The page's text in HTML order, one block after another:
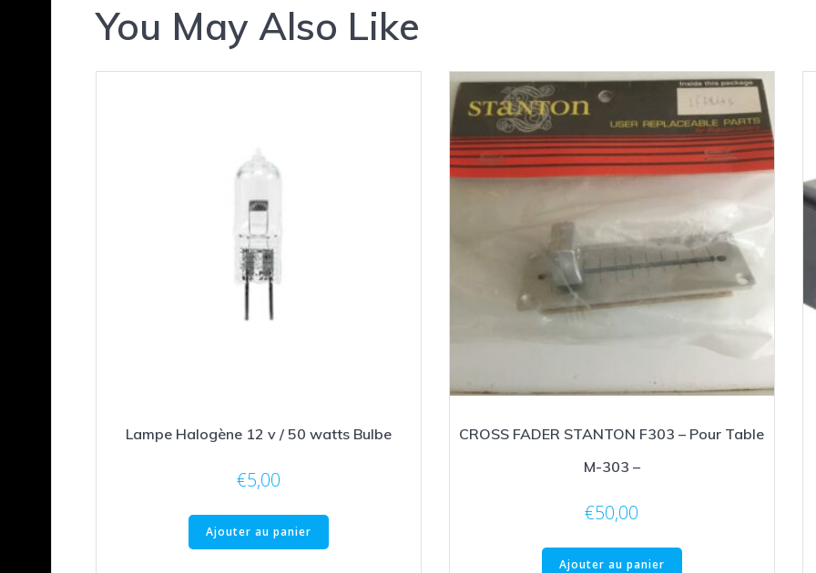
You May Also Like
Lampe Halogène 12 v / 50 watts Bulbe
€5,00
Ajouter au panier
CROSS FADER STANTON F303 – Pour Table
M-303 –
€50,00
Ajouter au panier